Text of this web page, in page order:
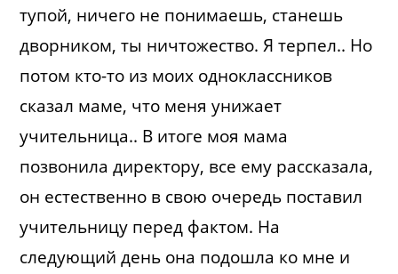
тупой, ничего не понимаешь, станешь
дворником, ты ничтожество. Я терпел.. Но
потом кто-то из моих одноклассников
сказал маме, что меня унижает
учительница.. В итоге моя мама
позвонила директору, все ему рассказала,
он естественно в свою очередь поставил
учительницу перед фактом. На
следующий день она подошла ко мне и